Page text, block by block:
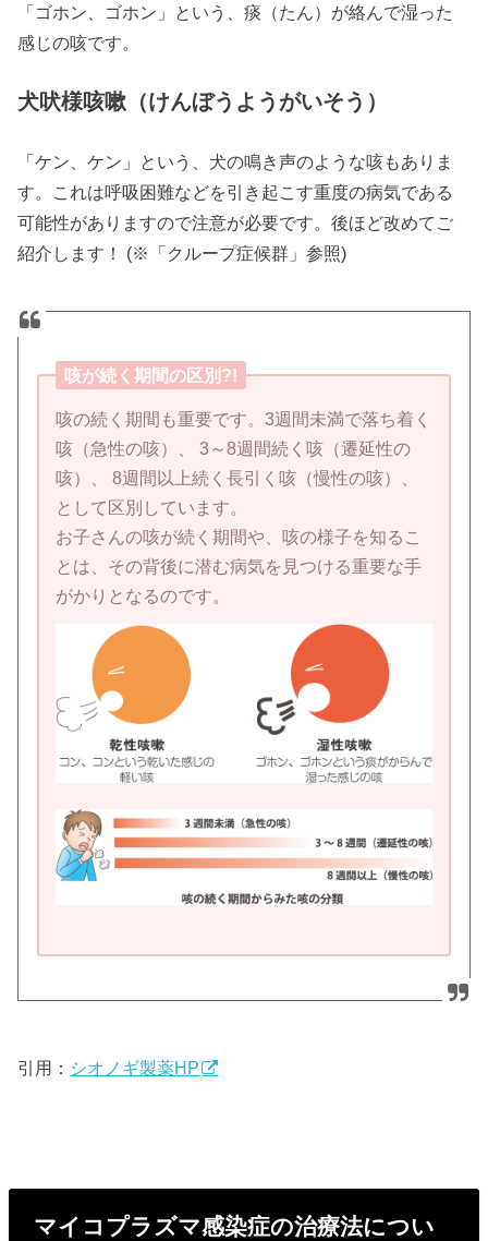
「ゴホン、ゴホン」という、痰（たん）が絡んで湿った
感じの咳です。
犬吠様咳嗽（けんぼうようがいそう）
「ケン、ケン」という、犬の鳴き声のような咳もありま
す。これは呼吸困難などを引き起こす重度の病気である
可能性がありますので注意が必要です。後ほど改めてご
紹介します！ (※「クループ症候群」参照)
咳が続く期間の区別?!
咳の続く期間も重要です。3週間未満で落ち着く
咳（急性の咳）、 3～8週間続く咳（遷延性の
咳）、 8週間以上続く長引く咳（慢性の咳）、
として区別しています。
お子さんの咳が続く期間や、咳の様子を知るこ
とは、その背後に潜む病気を見つける重要な手
がかりとなるのです。
引用： シオノギ製薬HP
マイコプラズマ感染症の治療法につい